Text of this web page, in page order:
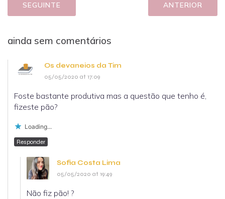
SEGUINTE ANTERIOR
ainda sem comentários
Os devaneios da Tim
05/05/2020 at 17:09
Foste bastante produtiva mas a questão que tenho é,
fizeste pão?
Loading...
Responder
Sofia Costa Lima
05/05/2020 at 19:49
Não fiz pão! ?